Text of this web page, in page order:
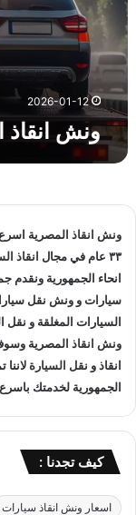
ا
ذ
ا
س
ح
ل
ش
ي
2026-01-12
ونش انقاذ
ونش انقاذ المصرية
٣٣ عام في مجال
انقاذ
انحاء الجمهورية ونقدم
سياراتو ونش نقل
السيارات المغلقة و
ونش انقاذ المصرية
انقاذ و نقل السيارة لاننا
الجمهورية لخدمتك
كيف تجدنا :
اسعار ونش انقاذ سيارات